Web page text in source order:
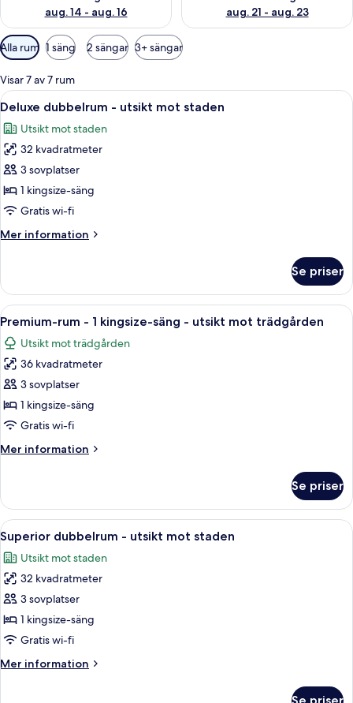
aug. 14 - aug. 16
aug. 21 - aug. 23
Tillgängliga
filter
för
rum
Alla rum 1 säng 2 sängar 3+ sängar
Visar 7 av 7 rum
Öppna
alla
foton
för
Deluxe
dubbelrum
-
mot
Ett hotellrum med en stor säng,
4
Deluxe dubbelrum - utsikt mot staden
Utsikt mot staden
32 kvadratmeter
3 sovplatser
1 kingsize-säng
Gratis wi-fi
Mer information
Mer
dubbelrum
utsikt
mot
staden
Se priser
Öppna
alla
foton
för
Premium-
rum
-
kingsize-
utsikt
mot
trädgården
Ett hotellrum med en stor säng, ett
4
Premium-rum - 1 kingsize-säng - utsikt mot trädgården
Utsikt mot trädgården
36 kvadratmeter
3 sovplatser
1 kingsize-säng
Gratis wi-fi
Mer information
Mer
rum
1
kingsize-
säng
utsikt
mot
trädgården
Se priser
Öppna
alla
foton
för
Superior
dubbelrum
-
mot
Ett hotellrum med en stor säng,
3
Superior dubbelrum - utsikt mot staden
Utsikt mot staden
32 kvadratmeter
3 sovplatser
1 kingsize-säng
Gratis wi-fi
Mer information
Mer